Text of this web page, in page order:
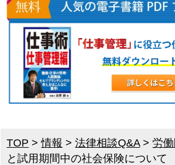
TOP >情報 >法律相談Q&A>労
と試用期間中の社会保険について